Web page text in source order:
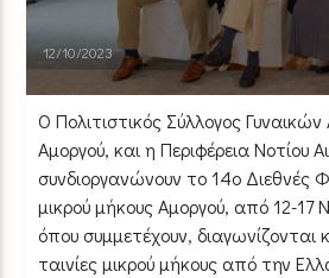
12/10/2023
Ο Πολιτιστικός Σύλλογος
Αμοργού, και η Περιφέρεια Νοτίου
συνδιοργανώνουν το 14ο Διεθνές
μικρού μήκους Αμοργού, από 12-17
όπου συμμετέχουν, διαγωνίζονται
ταινίες μικρού μήκους από την